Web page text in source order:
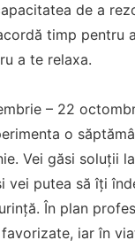
de a
timp pentru
a te relaxa.
– 22
o
Vei găsi soluții
vei putea să îți
În plan
iar în